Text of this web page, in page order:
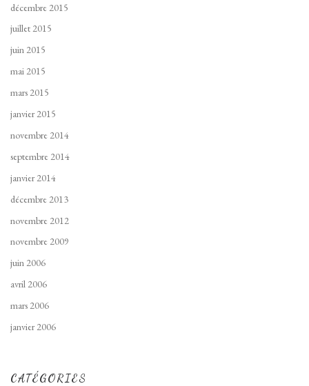
décembre 2015
juillet 2015
juin 2015
mai 2015
mars 2015
janvier 2015
novembre 2014
septembre 2014
janvier 2014
décembre 2013
novembre 2012
novembre 2009
juin 2006
avril 2006
mars 2006
janvier 2006
CATÉGORIES